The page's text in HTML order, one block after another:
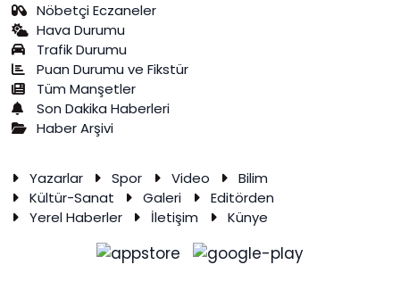
Nöbetçi Eczaneler
Hava Durumu
Trafik Durumu
Puan Durumu ve Fikstür
Tüm Manşetler
Son Dakika Haberleri
Haber Arşivi
Yazarlar Spor Video
Bilim
Kültür-Sanat
Galeri
Editörden
Yerel Haberler
İletişim Künye